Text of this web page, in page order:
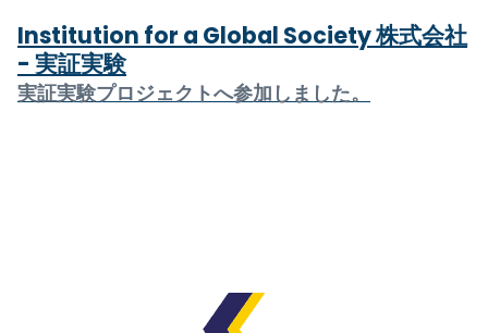
Institution for a Global Society 株式会社
- 実証実験
実証実験プロジェクトへ参加しました。